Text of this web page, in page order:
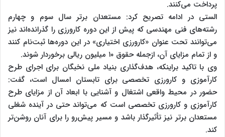
پرداخت می‌کنند.
الستی در ادامه تصریح کرد: مستعدان ‌برتر سال سوم و چهارم
رشته‌های فنی ‌مهندسی که پیش از این دوره کارورزی را گذرانده‌اند نیز
می‌توانند تحت عنوان «کارورزی اختیاری» در این دوره‌ها ثبت‌نام کنند
و از تمام مزایای آن، ازجمله حقوق ۱۰ میلیون ریالی برخوردار شوند.
وی با تاکید براینکه، هدف‌گذاری بنیاد ملی نخبگان برای اجرای طرح
کارآموزی و کارورزی تخصصی برای تابستان امسال است، گفت:
حضور در محیط واقعی اشتغال و آشنایی با ابعاد آن از مزایای طرح
کارآموزی و کارورزی تخصصی است که می‌تواند حتی در آینده شغلی
مستعدان‌ برتر نیز تأثیرگذار باشد و مسیر پیش‌رو را برای آنان روشن‌تر
کند.